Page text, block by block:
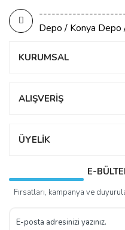
Depo / Konya
KURUMSAL
ALIŞVERİŞ
ÜYELİK
E-
Fırsatları, kampanya ve